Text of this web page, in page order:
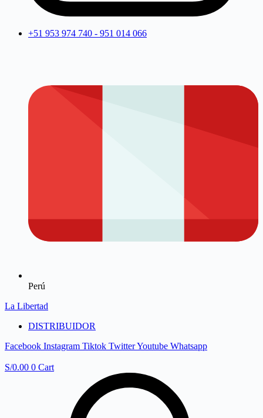
+51 953 974 740 - 951 014 066
Perú
La Libertad
DISTRIBUIDOR
Facebook Instagram Tiktok TwitterYoutube Whatsapp
S/0.00 0 Cart